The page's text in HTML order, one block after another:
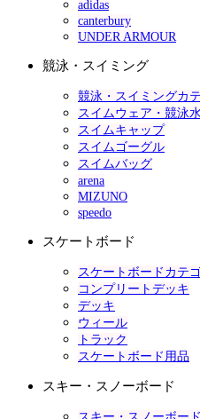
adidas
canterbury
UNDER ARMOUR
競泳・スイミング
競泳・スイミングカ
スイムウェア・競泳
スイムキャップ
スイムゴーグル
スイムバッグ
arena
MIZUNO
speedo
スケートボード
スケートボードカテ
コンプリートデッキ
デッキ
ウィール
トラック
スケートボード用品
スキー・スノーボード